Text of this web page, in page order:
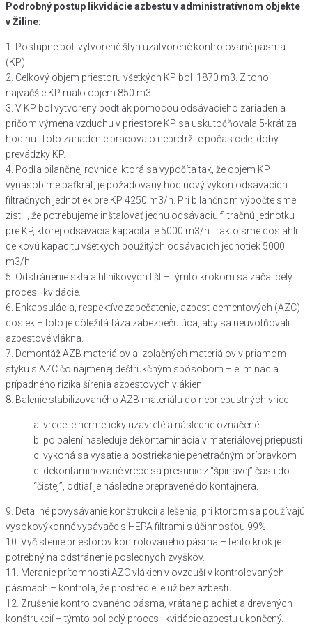
Podrobný postup likvidácie azbestu v administratívnom objekte
v Žiline:
1. Postupne boli vytvorené štyri uzatvorené kontrolované pásma
(KP).
2. Celkový objem priestoru všetkých KP bol 1870 m3. Z toho
najväčšie KP malo objem 850 m3.
3. V KP bol vytvorený podtlak pomocou odsávacieho zariadenia
pričom výmena vzduchu v priestore KP sa uskutočňovala 5-krát za
hodinu. Toto zariadenie pracovalo nepretržite počas celej doby
prevádzky KP.
4. Podľa bilančnej rovnice, ktorá sa vypočíta tak, že objem KP
vynásobíme päťkrát, je požadovaný hodinový výkon odsávacích
filtračných jednotiek pre KP 4250 m3/h. Pri bilančnom výpočte sme
zistili, že potrebujeme inštalovať jednu odsávaciu filtračnú jednotku
pre KP, ktorej odsávacia kapacita je 5000 m3/h. Takto sme dosiahli
celkovú kapacitu všetkých použitých odsávacích jednotiek 5000
m3/h.
5. Odstránenie skla a hliníkových líšt – týmto krokom sa začal celý
proces likvidácie.
6. Enkapsulácia, respektíve zapečatenie, azbest-cementových (AZC)
dosiek – toto je dôležitá fáza zabezpečujúca, aby sa neuvoľňovali
azbestové vlákna.
7. Demontáž AZB materiálov a izolačných materiálov v priamom
styku s AZC čo najmenej deštrukčným spôsobom – eliminácia
prípadného rizika šírenia azbestových vlákien.
8. Balenie stabilizovaného AZB materiálu do nepriepustných vriec:
a. vrece je hermeticky uzavreté a následne označené
b. po balení nasleduje dekontaminácia v materiálovej priepusti
c. vykoná sa vysatie a postriekanie penetračným prípravkom
d. dekontaminované vrece sa presunie z “špinavej” časti do
“čistej”, odtiaľ je následne prepravené do kontajnera.
9. Detailné povysávanie konštrukcií a lešenia, pri ktorom sa používajú
vysokovýkonné vysávače s HEPA filtrami s účinnosťou 99%.
10. Vyčistenie priestorov kontrolovaného pásma – tento krok je
potrebný na odstránenie posledných zvyškov.
11. Meranie prítomnosti AZC vlákien v ovzduší v kontrolovaných
pásmach – kontrola, že prostredie je už bez azbestu.
12. Zrušenie kontrolovaného pásma, vrátane plachiet a drevených
konštrukcií – týmto bol celý proces likvidácie azbestu ukončený.